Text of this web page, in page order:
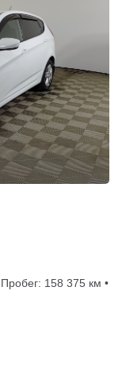
158 375 км •